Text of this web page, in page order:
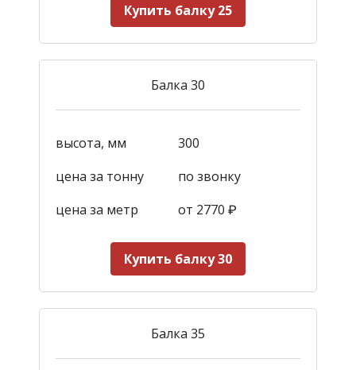
Купить балку 25
Балка 30
высота, мм
300
цена за тонну
по звонку
цена за метр
от 2770 ₽
Купить балку 30
Балка 35